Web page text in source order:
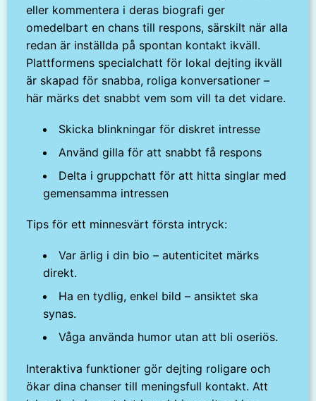
eller kommentera i deras biografi ger
omedelbart en chans till respons, särskilt när alla
redan är inställda på spontan kontakt ikväll.
Plattformens specialchatt för lokal dejting ikväll
är skapad för snabba, roliga konversationer –
här märks det snabbt vem som vill ta det vidare.
Skicka blinkningar för diskret intresse
Använd gilla för att snabbt få respons
Delta i gruppchatt för att hitta singlar med
gemensamma intressen
Tips för ett minnesvärt första intryck:
Var ärlig i din bio – autenticitet märks
direkt.
Ha en tydlig, enkel bild – ansiktet ska
synas.
Våga använda humor utan att bli oseriös.
Interaktiva funktioner gör dejting roligare och
ökar dina chanser till meningsfull kontakt. Att